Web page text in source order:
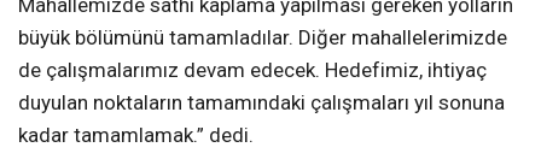
Mahallemizde sathi kaplama yapılması gereken yolların
büyük bölümünü tamamladılar. Diğer mahallelerimizde
de çalışmalarımız devam edecek. Hedefimiz, ihtiyaç
duyulan noktaların tamamındaki çalışmaları yıl sonuna
kadar tamamlamak.” dedi.